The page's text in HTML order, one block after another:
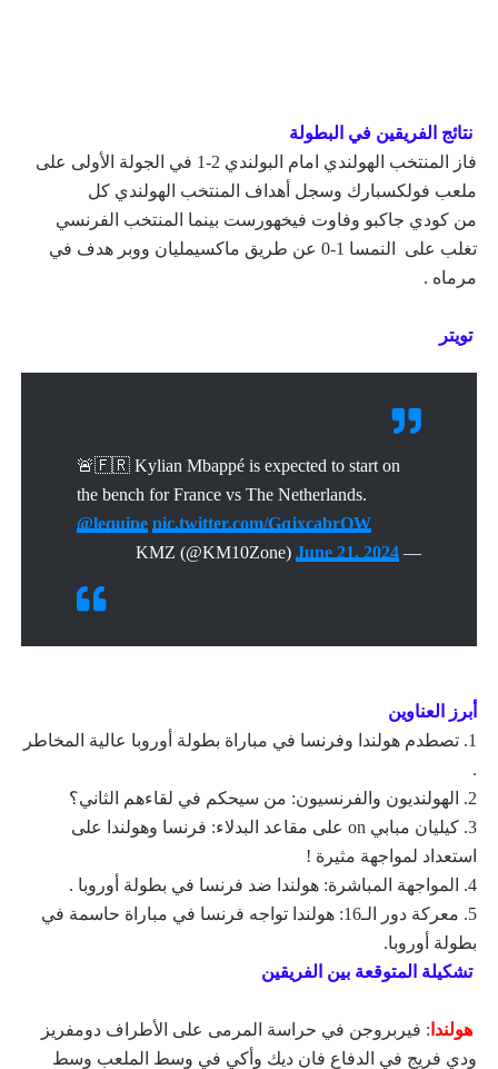
نتائج الفريقين في البطولة
فاز المنتخب الهولندي امام البولندي 2-1 في الجولة الأولى على
ملعب فولكسبارك وسجل أهداف المنتخب الهولندي كل
من كودي جاكبو وفاوت فيخهورست بينما المنتخب الفرنسي
تغلب على النمسا 1-0 عن طريق
ماكسيمليان ووبر هدف في
مرماه .
تويتر
🚨🇫🇷 Kylian Mbappé is expected to start on
the bench for France vs The Netherlands.
@lequipe pic.twitter.com/GqjxcabrQW
— KMZ (@KM10Zone)
June 21, 2024
أبرز العناوين
1. تصطدم هولندا وفرنسا في مباراة بطولة أوروبا عالية المخاطر
.
2. الهولنديون والفرنسيون: من سيحكم في لقاءهم الثاني؟
3. كيليان مبابي on على مقاعد البدلاء: فرنسا وهولندا على
استعداد لمواجهة مثيرة !
4. المواجهة المباشرة: هولندا ضد فرنسا في بطولة أوروبا .
5. معركة دور الـ16: هولندا تواجه فرنسا في مباراة حاسمة في
بطولة أوروبا.
تشكيلة المتوقعة بين الفريقين
هولندا : فيربروجن في حراسة المرمى على الأطراف دومفريز
ودي فريج في الدفاع فان ديك وأكي في وسط الملعب وسط